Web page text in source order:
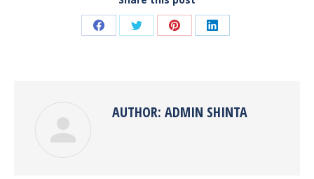
Share Share Share Share
AUTHOR: ADMIN SHINTA